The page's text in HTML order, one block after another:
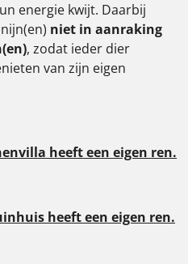
energie kwijt. Daarbij
niet in aanraking
, zodat ieder dier
van zijn eigen
heeft een eigen ren.
heeft een eigen ren.